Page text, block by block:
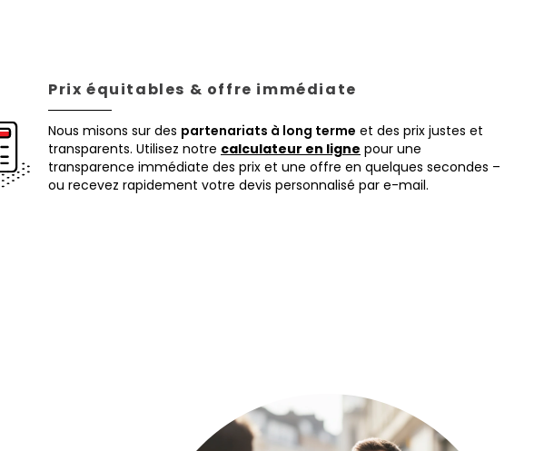
Prix équitables & offre immédiate
Nous misons sur des partenariats à long terme et des prix justes et
transparents. Utilisez notre calculateur en ligne pour une
transparence immédiate des prix et une offre en quelques secondes –
ou recevez rapidement votre devis personnalisé par e-mail.